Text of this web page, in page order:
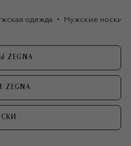
одежда Мужские носки
ZEGNA